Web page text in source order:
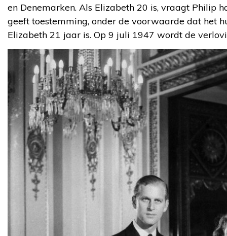
en Denemarken. Als Elizabeth 20 is, vraagt Philip
geeft toestemming, onder de voorwaarde dat het
Elizabeth 21 jaar is. Op 9 juli 1947 wordt de